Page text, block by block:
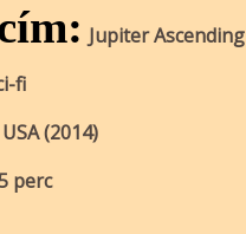
Jupiter Ascending
fi
USA (2014)
perc